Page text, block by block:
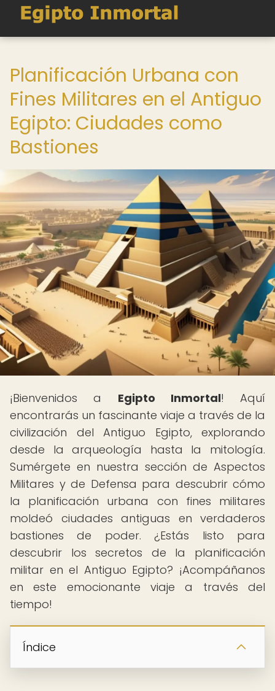
Planificación Urbana con
Fines Militares en el Antiguo
Egipto: Ciudades como
Bastiones
¡Bienvenidos a Egipto Inmortal! Aquí
encontrarás un fascinante viaje a través de la
civilización del Antiguo Egipto, explorando
desde la arqueología hasta la mitología.
Sumérgete en nuestra sección de Aspectos
Militares y de Defensa para descubrir cómo
la planificación urbana con fines militares
moldeó ciudades antiguas en verdaderos
bastiones de poder. ¿Estás listo para
descubrir los secretos de la planificación
militar en el Antiguo Egipto? ¡Acompáñanos
en este emocionante viaje a través del
tiempo!
Índice